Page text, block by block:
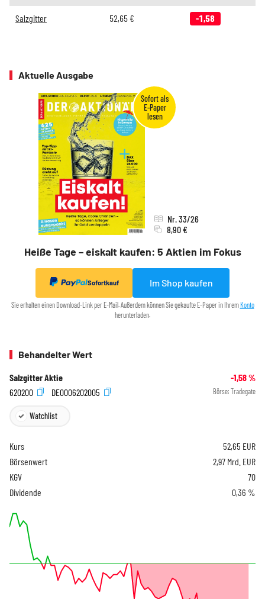
Salzgitter 52,65€ -1,58
Aktuelle Ausgabe
Heiße Tage – eiskalt kaufen: 5 Aktien im Fokus
Nr. 33/26
8,90 €
Sofortkauf Im Shop kaufen
Sie erhalten einen Download-Link per E-Mail. Außerdem können Sie gekaufte E-Paper in IhremKonto
herunterladen.
Behandelter Wert
Salzgitter Aktie -1,58%
620200
DE0006202005 Börse: Tradegate
Watchlist
Kurs 52,65 EUR
Börsenwert
2,97 Mrd. EUR
KGV
70
Dividende
0,36 %